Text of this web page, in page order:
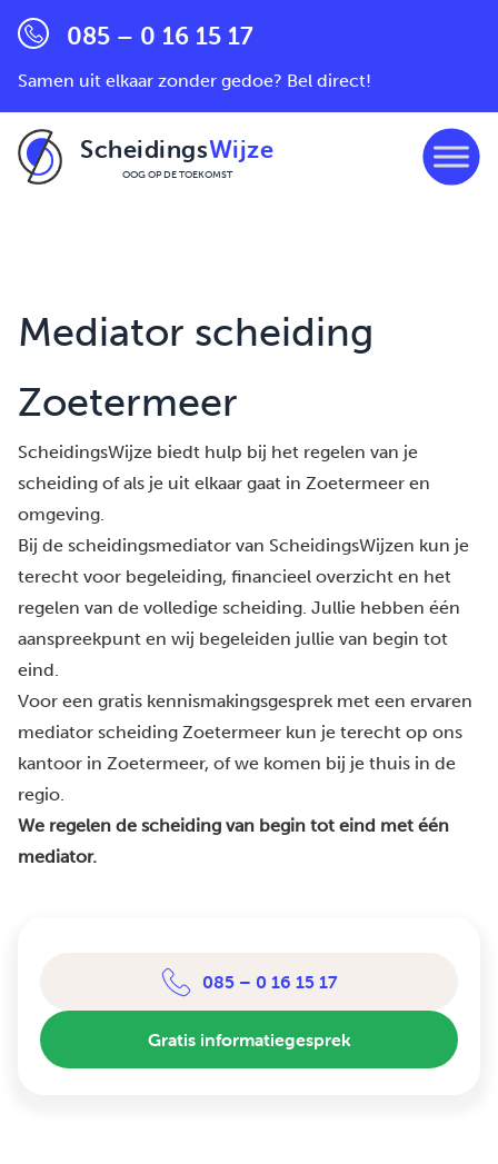
085 – 0 16 15 17
Samen uit elkaar zonder gedoe? Bel direct!
ScheidingsWijze
OOG OP DE TOEKOMST
Mediator scheiding
Zoetermeer
ScheidingsWijze biedt hulp bij het regelen van je
scheiding of als je uit elkaar gaat in Zoetermeer en
omgeving.
Bij de scheidingsmediator van ScheidingsWijzen kun je
terecht voor begeleiding, financieel overzicht en het
regelen van de volledige scheiding. Jullie hebben één
aanspreekpunt en wij begeleiden jullie van begin tot
eind.
Voor een gratis kennismakingsgesprek met een ervaren
mediator scheiding Zoetermeer kun je terecht op ons
kantoor in Zoetermeer, of we komen bij je thuis in de
regio.
We regelen de scheiding van begin tot eind met één
mediator.
085 – 0 16 15 17
Gratis informatiegesprek